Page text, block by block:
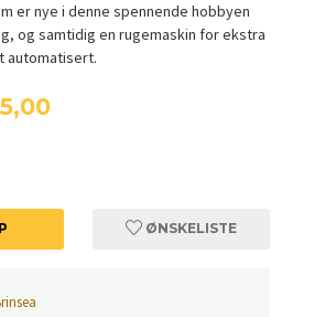
er nye i denne spennende hobbyen
og samtidig en rugemaskin for ekstra
automatisert.
ØNSKELISTE